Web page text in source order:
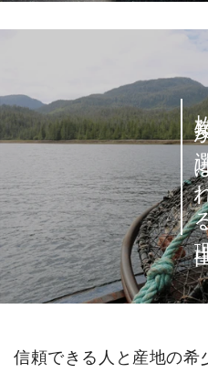
松菱が
信頼できる人と産地の希